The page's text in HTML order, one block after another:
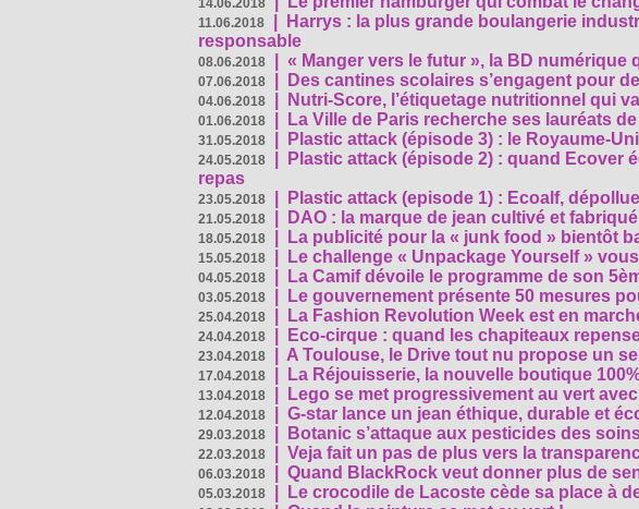
14.06.2018
11.06.2018
Harrys : la plus grande boulangerie
responsable
08.06.2018 « Manger vers le futur », la BD numérique
07.06.2018 Des cantines scolaires s’engagent pour
04.06.2018 Nutri-Score, l’étiquetage nutritionnel qui
01.06.2018 La Ville de Paris recherche ses lauréats
31.05.2018 Plastic attack (épisode 3) : le Royaume-
24.05.2018
Plastic attack (épisode 2) : quand Ecover
repas
23.05.2018 Plastic attack (episode 1) : Ecoalf,
21.05.2018 DAO : la marque de jean cultivé et
18.05.2018 La publicité pour la « junk food » bientôt
15.05.2018 Le challenge « Unpackage Yourself »
04.05.2018 La Camif dévoile le programme de son
03.05.2018 Le gouvernement présente 50 mesures
25.04.2018 La Fashion Revolution Week est en
24.04.2018 Eco-cirque : quand les chapiteaux
23.04.2018 A Toulouse, le Drive tout nu propose un
17.04.2018 La Réjouisserie, la nouvelle boutique
13.04.2018 Lego se met progressivement au vert
12.04.2018 G-star lance un jean éthique, durable et
29.03.2018 Botanic s’attaque aux pesticides des
22.03.2018 Veja fait un pas de plus vers la
06.03.2018 Quand BlackRock veut donner plus de
05.03.2018 Le crocodile de Lacoste cède sa place à